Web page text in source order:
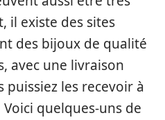
il existe des sites
des bijoux de qualité
avec une livraison
les recevoir à
quelques-uns de